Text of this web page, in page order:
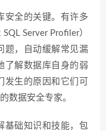
安全的关键。有许多
Server Profiler）
题，自动缓解常见漏
了解数据库自身的弱
生的原因和它们可
数据安全专家。
基础知识和技能，包